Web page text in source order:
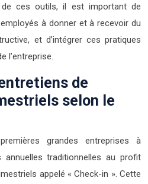
ces outils, il est important de
à donner et à recevoir du
et d’intégrer ces pratiques
l’entreprise.
de
selon le
grandes entreprises à
annuelles traditionnelles au profit
appelé « Check-in ». Cette